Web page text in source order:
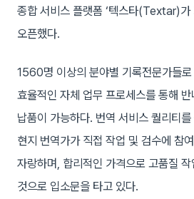
종합 서비스 플랫폼 ‘텍스타(Textar)
오픈했다.
1560명 이상의 분야별 기록전문가들
효율적인 자체 업무 프로세스를 통해
납품이 가능하다. 번역 서비스 퀄리티
현지 번역가가 직접 작업 및 검수에 참
자랑하며, 합리적인 가격으로 고품질
것으로 입소문을 타고 있다.